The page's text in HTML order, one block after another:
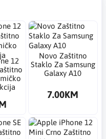
12
Novo Zaštitno
Staklo Za Samsung
Galaxy A10
7.00KM